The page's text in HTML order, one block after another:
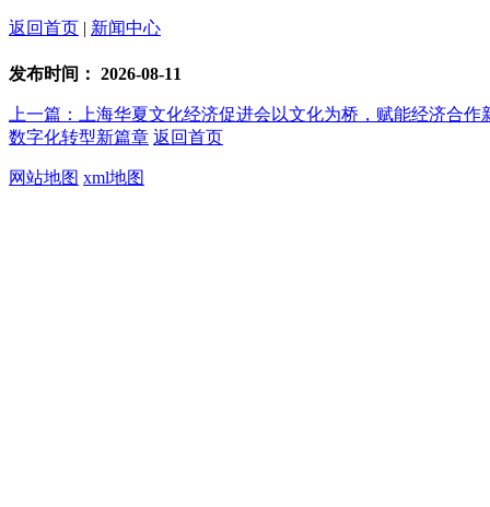
返回首页 | 新闻中心
发布时间： 2026-08-11
上一篇：上海华夏文化经济促进会以文化为桥，赋能经济合作
数字化转型新篇章 返回首页
网站地图 xml地图